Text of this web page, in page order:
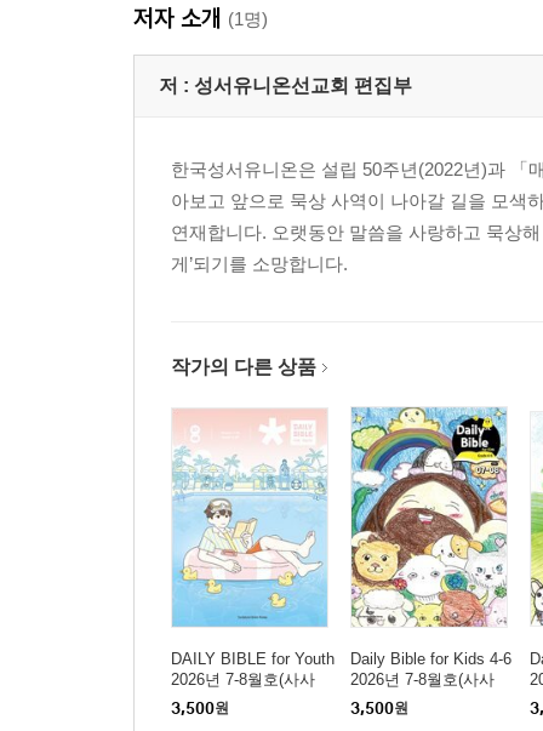
저자 소개 (1명)
저 : 성서유니온선교회 편집부
한국성서유니온은 설립 50주년(2022년)과 「
아보고 앞으로 묵상 사역이 나아갈 길을 모색
연재합니다. 오랫동안 말씀을 사랑하고 묵상
게’되기를 소망합니다.
작가의 다른 상품
DAILY BIBLE for Youth
2026년 7-8월호(사사
기, 야고보서, 시편 16-
19편)
3,500원
Daily Bible for Kids 4-6
2026년 7-8월호(사사
기, 야고보서, 시편 16-
19편)
3,500원